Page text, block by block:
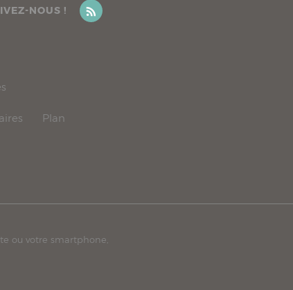
NOUS !
Plan
ou votre smartphone,